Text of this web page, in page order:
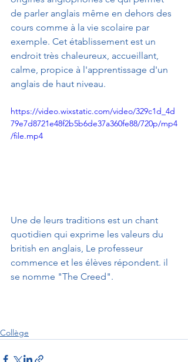
de parler anglais même en dehors des
cours comme à la vie scolaire par
exemple. Cet établissement est un
endroit très chaleureux, accueillant,
calme, propice à l'apprentissage d'un
anglais de haut niveau.
https://video.wixstatic.com/video/329c1d_4d
79e7d8721e48f2b5b6de37a360fe88/720p/mp4
/file.mp4
Une de leurs traditions est un chant
quotidien qui exprime les valeurs du
british en anglais, Le professeur
commence et les élèves répondent. il
se nomme "The Creed".
Collège